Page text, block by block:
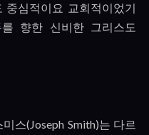
심적이요 교회적이었기
향한 신비한 그리스도
미스(Joseph Smith)는 다르